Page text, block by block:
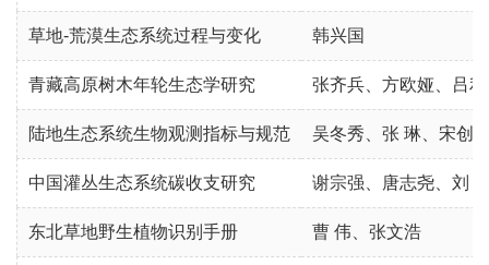
草地-荒漠生态系统过程与变化 韩兴国
青藏高原树木年轮生态学研究 张齐兵、方欧娅、吕
陆地生态系统生物观测指标与规范 吴冬秀、张 琳、宋创
中国灌丛生态系统碳收支研究 谢宗强、唐志尧、刘
东北草地野生植物识别手册 曹 伟、张文浩